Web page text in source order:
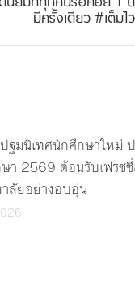
มีครั้งเดียว #เต็มไว
ฐมนิเทศนักศึกษาใหม่
า 2569 ต้อนรับเฟรชชี่
ลัยอย่างอบอุ่น